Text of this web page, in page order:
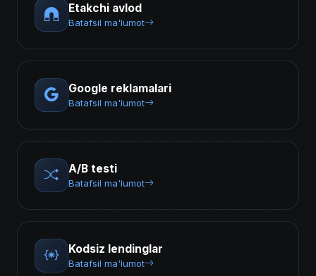
Etakchi avlod
Batafsil ma'lumot
Google reklamalari
Batafsil ma'lumot
A/B testi
Batafsil ma'lumot
Kodsiz lendinglar
Batafsil ma'lumot